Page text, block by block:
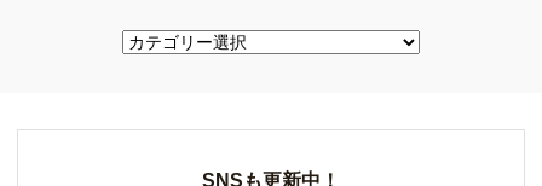
SNSも更新中！